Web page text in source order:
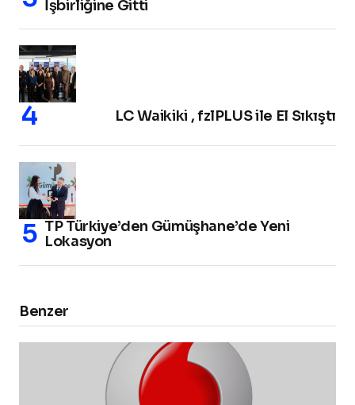
İşbirliğine Gitti
LC Waikiki , fzlPLUS ile El Sıkıştı
TP Türkiye’den Gümüşhane’de Yeni
Lokasyon
Benzer